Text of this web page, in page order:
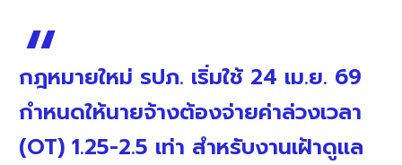
กฎหมายใหม่ รปภ. เริ่มใช้ 24 เม.ย. 69
กำหนดให้นายจ้างต้องจ่ายค่าล่วงเวลา
(OT) 1.25-2.5 เท่า สำหรับงานเฝ้าดูแล